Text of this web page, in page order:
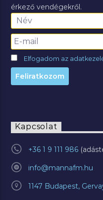
érkező vendégekről.
Elfogadom az
Kapcsolat
+36 1 9 111 986
info@mannafm.hu
1147 Budapest,